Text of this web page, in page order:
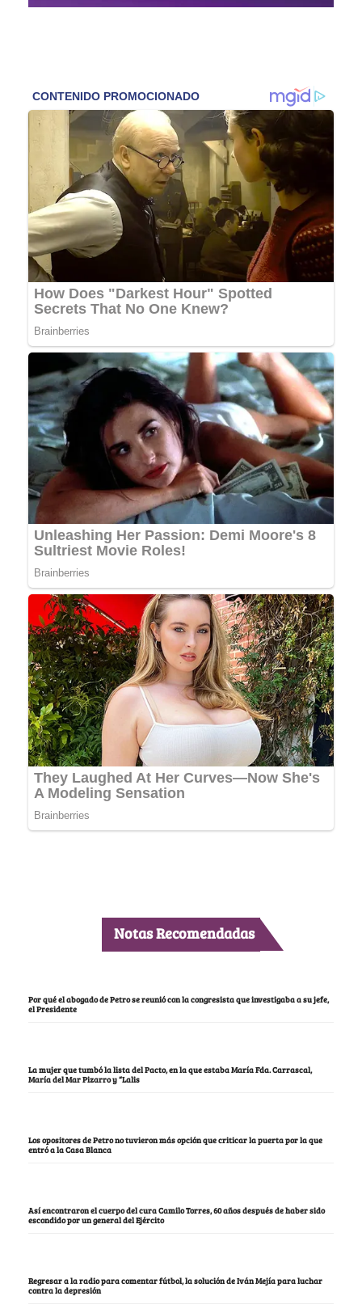
Notas Recomendadas
Por qué el abogado de Petro se reunió con la congresista que investigaba a su jefe,
el Presidente
La mujer que tumbó la lista del Pacto, en la que estaba María Fda. Carrascal,
María del Mar Pizarro y “Lalis
Los opositores de Petro no tuvieron más opción que criticar la puerta por la que
entró a la Casa Blanca
Así encontraron el cuerpo del cura Camilo Torres, 60 años después de haber sido
escondido por un general del Ejército
Regresar a la radio para comentar fútbol, la solución de Iván Mejía para luchar
contra la depresión